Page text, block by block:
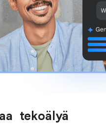
tekoälyä